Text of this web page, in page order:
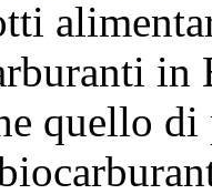
quello